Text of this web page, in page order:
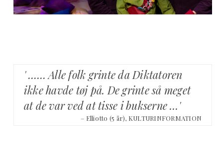
' …… Alle folk grinte da Diktatoren
ikke havde tøj på. De grinte så meget
at de var ved at tisse i bukserne …'
– Elliotto (5 år), KULTURINFORMATION